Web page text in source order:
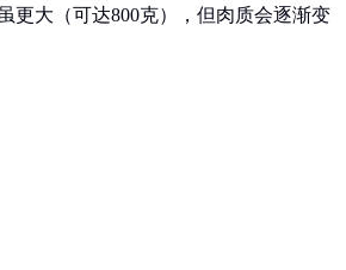
更大（可达800克），但肉质会逐渐变